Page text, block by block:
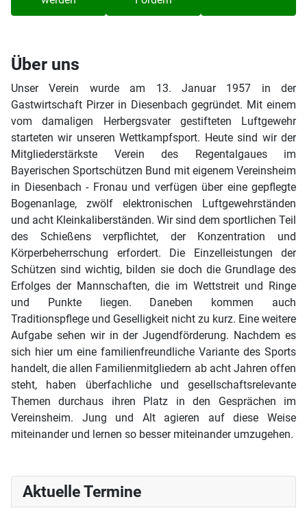
Über uns
Unser Verein wurde am 13. Januar 1957 in der
Gastwirtschaft Pirzer in Diesenbach gegründet. Mit einem
vom damaligen Herbergsvater gestifteten Luftgewehr
starteten wir unseren Wettkampfsport. Heute sind wir der
Mitgliederstärkste Verein des Regentalgaues im
Bayerischen Sportschützen Bund mit eigenem Vereinsheim
in Diesenbach - Fronau und verfügen über eine gepflegte
Bogenanlage, zwölf elektronischen Luftgewehrständen
und acht Kleinkaliberständen. Wir sind dem sportlichen Teil
des Schießens verpflichtet, der Konzentration und
Körperbeherrschung erfordert. Die Einzelleistungen der
Schützen sind wichtig, bilden sie doch die Grundlage des
Erfolges der Mannschaften, die im Wettstreit und Ringe
und Punkte liegen. Daneben kommen auch
Traditionspflege und Geselligkeit nicht zu kurz. Eine weitere
Aufgabe sehen wir in der Jugendförderung. Nachdem es
sich hier um eine familienfreundliche Variante des Sports
handelt, die allen Familienmitgliedern ab acht Jahren offen
steht, haben überfachliche und gesellschaftsrelevante
Themen durchaus ihren Platz in den Gesprächen im
Vereinsheim. Jung und Alt agieren auf diese Weise
miteinander und lernen so besser miteinander umzugehen.
Aktuelle Termine